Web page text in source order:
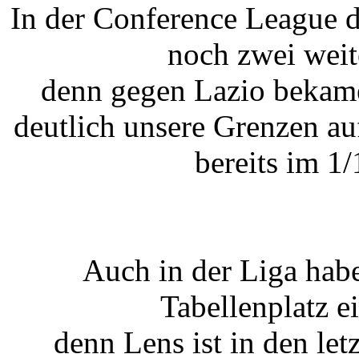
In der Conference League
noch zwei
denn gegen Lazio
deutlich unsere Grenzen
bereits im
Auch in der Liga
Tabellenplatz
denn Lens ist in den